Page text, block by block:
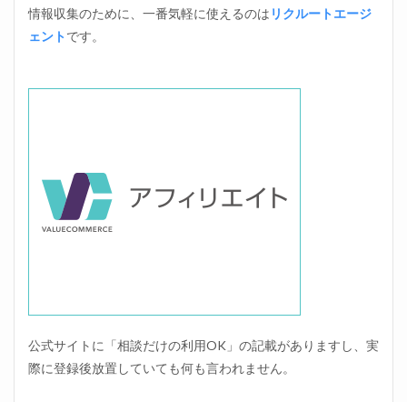
情報収集のために、一番気軽に使えるのは リクルートエージ
ェントです。
公式サイトに「相談だけの利用OK」の記載がありますし、実
際に登録後放置していても何も言われません。